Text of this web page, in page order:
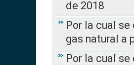
de 2018
Por la cual
gas natural a
Por la cual